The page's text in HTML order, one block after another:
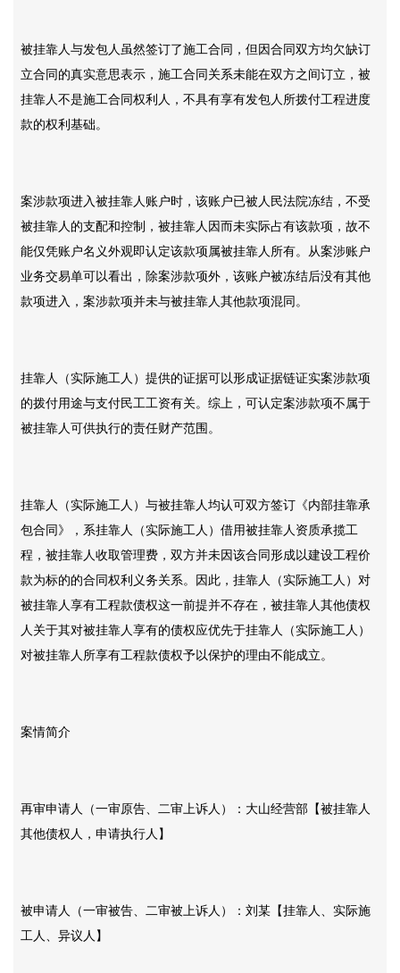
被挂靠人与发包人虽然签订了施工合同，但因合同双方均欠缺订
立合同的真实意思表示，施工合同关系未能在双方之间订立，被
挂靠人不是施工合同权利人，不具有享有发包人所拨付工程进度
款的权利基础。
案涉款项进入被挂靠人账户时，该账户已被人民法院冻结，不受
被挂靠人的支配和控制，被挂靠人因而未实际占有该款项，故不
能仅凭账户名义外观即认定该款项属被挂靠人所有。从案涉账户
业务交易单可以看出，除案涉款项外，该账户被冻结后没有其他
款项进入，案涉款项并未与被挂靠人其他款项混同。
挂靠人（实际施工人）提供的证据可以形成证据链证实案涉款项
的拨付用途与支付民工工资有关。综上，可认定案涉款项不属于
被挂靠人可供执行的责任财产范围。
挂靠人（实际施工人）与被挂靠人均认可双方签订《内部挂靠承
包合同》，系挂靠人（实际施工人）借用被挂靠人资质承揽工
程，被挂靠人收取管理费，双方并未因该合同形成以建设工程价
款为标的的合同权利义务关系。因此，挂靠人（实际施工人）对
被挂靠人享有工程款债权这一前提并不存在，被挂靠人其他债权
人关于其对被挂靠人享有的债权应优先于挂靠人（实际施工人）
对被挂靠人所享有工程款债权予以保护的理由不能成立。
案情简介
再审申请人（一审原告、二审上诉人）：大山经营部【被挂靠人
其他债权人，申请执行人】
被申请人（一审被告、二审被上诉人）：刘某【挂靠人、实际施
工人、异议人】